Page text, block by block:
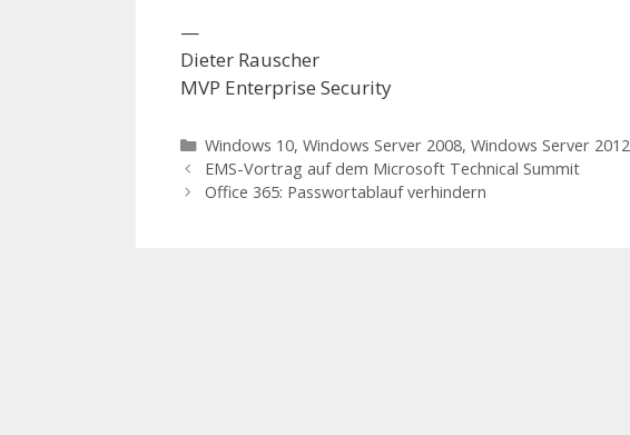
—
Dieter Rauscher
MVP Enterprise Security
Categories
Windows 10, Windows Server 2008, Windows Server 2012
EMS-Vortrag auf dem Microsoft Technical Summit
Office 365: Passwortablauf verhindern